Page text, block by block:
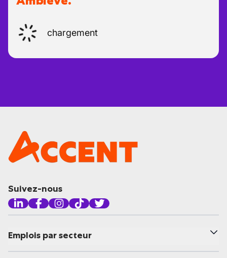
chargement
Suivez-nous
Emplois par secteur